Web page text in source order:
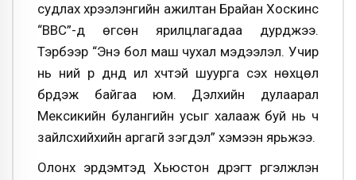
судлах хүрээлэнгийн ажилтан Брайан Хоскинс
“ВВС”-д өгсөн ярилцлагадаа дурджээ.
Тэрбээр “Энэ бол маш чухал мэдээлэл. Учир
нь үүний үр дүнд илүү хүчтэй шуурга үүсэх нөхцөл
бүрдэж байгаа юм. Дэлхийн дулаарал
Мексикийн булангийн усыг халааж буй нь ч
зайлсхийхийн аргагүй үзэгдэл” хэмээн ярьжээ.
Олонх эрдэмтэд Хьюстон дүүрэгт үргэлжлэн